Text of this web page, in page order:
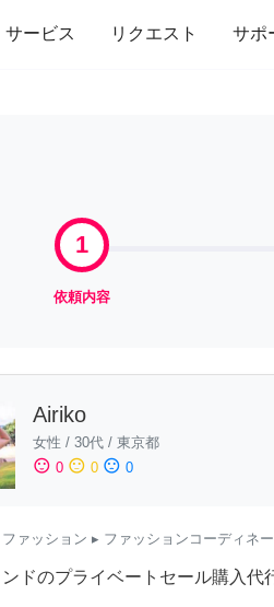
サービス リクエスト サポ
家事 引っ越し インテリ
1
依頼内容
Airiko
女性 / 30代 / 東京都
sentiment_satisfied 0 sentiment_neutral 0 sentiment_dissatisfied 0
ァッション ▸ ファッションコーディネー
ドのプライベートセール購入代